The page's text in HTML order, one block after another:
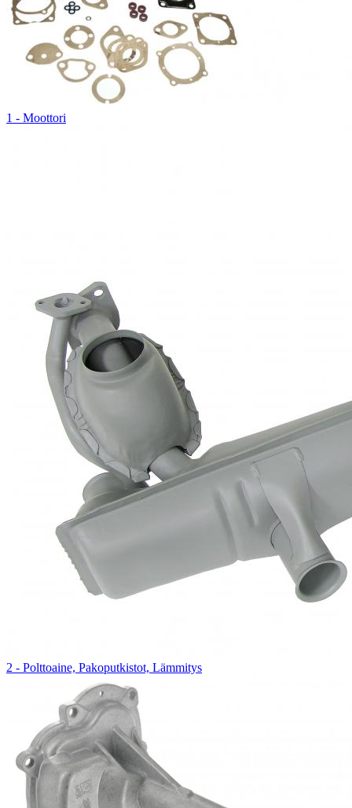
1 - Moottori
2 - Polttoaine, Pakoputkistot, Lämmitys